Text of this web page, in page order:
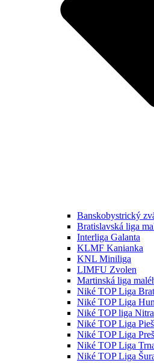
Banskobystrický
Bratislavská liga
Interliga Galanta
KLMF Kanianka
KNL Miniliga
LIMFU Zvolen
Martinská liga
Niké TOP Liga
Niké TOP Liga
Niké TOP liga Nitra
Niké TOP Liga
Niké TOP Liga
Niké TOP Liga
Niké TOP Liga